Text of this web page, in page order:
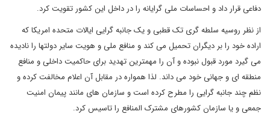
دفاعی قرار داد و احساسات ملی گرایانه را در داخل این کشور تقویت کرد.
از نظر روسیه سلطه گری تک قطبی و یک جانبه گرایی ایالات متحده امریکا که
اراده خود را بر دیگران تحمیل می کند و منافع ملی و هویت سایر دولتها را نادیده
می گیرد مورد قبول نبوده و آن را مهمترین تهدید برای حاکمیت داخلی و منافع
منطقه ای و جهانی خود می داند. لذا همواره در مقابل آن اعلام مخالفت کرده و
نظم چند جانبه گرایی را مطرح کرده است و سازمان های مانند پیمان امنیت
جمعی و یا سازمان کشورهای مشترک المنافع را تاسیس کرد.